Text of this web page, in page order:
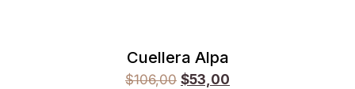
Cuellera Alpa
$106,00 $53,00